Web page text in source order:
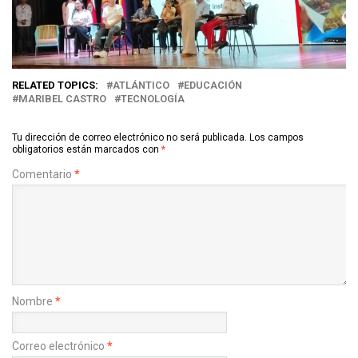
RELATED TOPICS: ATLÁNTICO
EDUCACIÓN
MARIBEL CASTRO
TECNOLOGÍA
Tu dirección de correo electrónico no será publicada. Los campos
obligatorios están marcados con *
Comentario *
Nombre *
Correo electrónico *